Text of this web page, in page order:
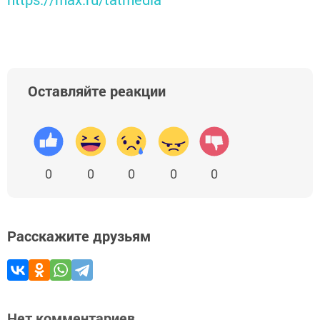
Оставляйте реакции
0 0 0 0 0
Расскажите друзьям